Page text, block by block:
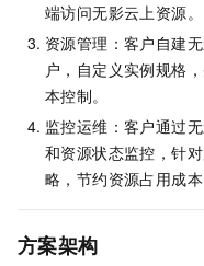
端访问无影云上资源。
资源管理：客户自建
户，自定义实例规格
本控制。
监控运维：客户通过
和资源状态监控，针
略，节约资源占用成本
方案架构